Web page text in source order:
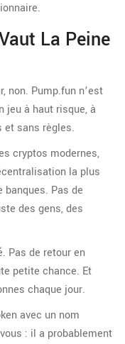
La Peine
non. Pump.fun n’est
jeu à haut risque, à
et sans règles.
cryptos modernes,
la plus
banques. Pas de
des gens, des
Pas de retour en
petite chance. Et
chaque jour.
avec un nom
: il a probablement